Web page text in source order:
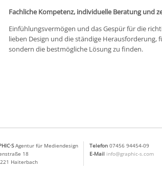
Fachliche Kompetenz, individuelle Beratung und
Einfühlungsvermögen und das Gespür für die
lieben Design und die ständige Herausforderung,
sondern die bestmögliche Lösung zu finden.
Agentur für Mediendesign
18
Haiterbach
Telefon07456 94454-09
E-Mail info@graphic-s.com